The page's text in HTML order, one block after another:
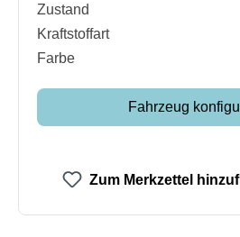
Zustand
Kraftstoffart
Farbe
Fahrzeug
Zum Merkzettel